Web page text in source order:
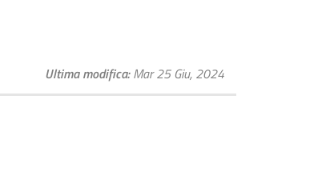
Ultima modifica Mar 25 Giu, 2024